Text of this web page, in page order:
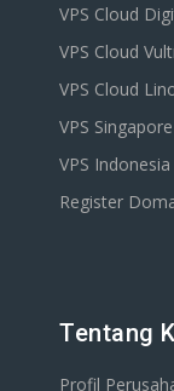
VPS Cloud
VPS Cloud
VPS Cloud
VPS Singapore
VPS Indonesia
Register
Tentang
Profil